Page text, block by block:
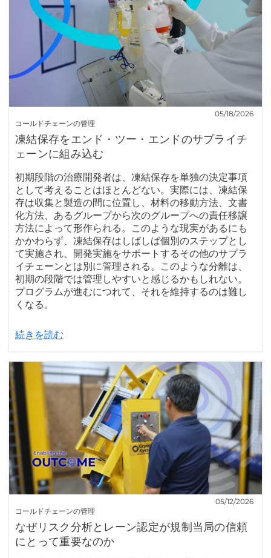
コールドチェーンの管理
05/18/2026
凍結保存をエンド・ツー・エンドのサプライチ
ェーンに組み込む
初期段階の治療開発者は、凍結保存を単独の決定事項
として考えることはほとんどない。実際には、凍結保
存は収集と製造の間に位置し、材料の移動方法、文書
化方法、あるグループから次のグループへの責任移譲
方法によって形作られる。このような現実があるにも
かかわらず、凍結保存はしばしば個別のステップとし
て実施され、開発実施をサポートするその他のサプラ
イチェーンとは別に管理される。このような分離は、
初期の段階では管理しやすいと感じるかもしれない。
プログラムが進むにつれて、それを維持するのは難し
くなる。
続きを読む
コールドチェーンの管理
05/12/2026
なぜリスク分析とレーン認定が規制当局の信頼
にとって重要なのか